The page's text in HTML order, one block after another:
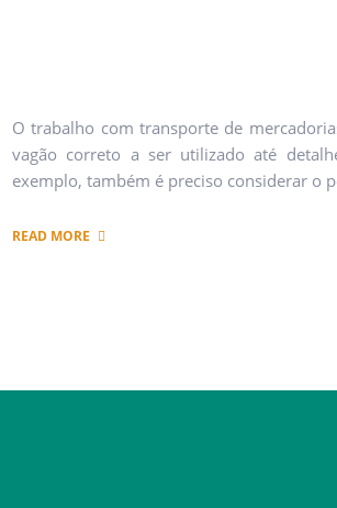
O trabalho com transporte de
vagão correto a ser utilizado até
exemplo, também é preciso considerar o
READ MORE